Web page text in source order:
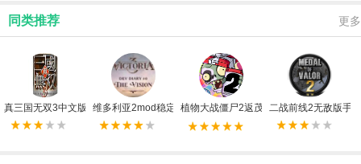
同类推荐 更多
真三国无双3中文版 维多利亚2mod稳定版植物大战僵尸2返茂版二战前线2无敌版手